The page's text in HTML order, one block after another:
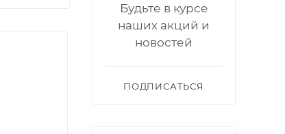
Будьте в курсе
наших акций и
новостей
ПОДПИСАТЬСЯ